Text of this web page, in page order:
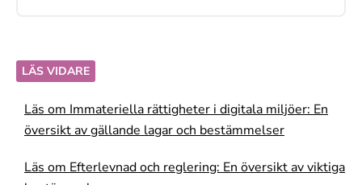
LÄS VIDARE
Läs om Immateriella rättigheter i digitala miljöer: En
översikt av gällande lagar och bestämmelser
Läs om Efterlevnad och reglering: En översikt av viktiga